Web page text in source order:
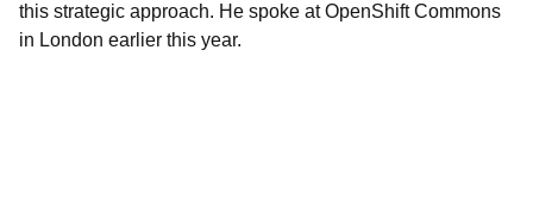
this strategic approach. He spoke at OpenShift Commons
in London earlier this year.